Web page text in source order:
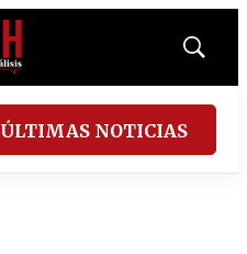
Mostrar
ÚLTIMAS NOTICIAS